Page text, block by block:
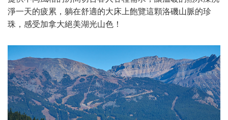
淨一天的疲累，躺在舒適的大床上飽覽這顆洛磯山脈的珍
珠，感受加拿大絕美湖光山色！